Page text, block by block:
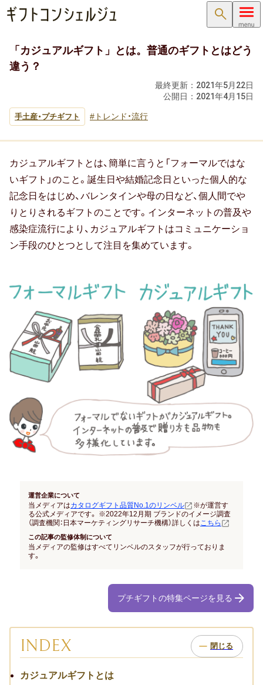
検索
内祝い･お返し
内祝い･お返しTOP
結婚内祝い ( 結婚祝いのお返し )
快気祝い（快気内祝い）
入学内祝い（入学祝いのお返し）
高額ギフトの内祝い
就職内祝い
香典返し
引き出物
結婚式 引出物
お祝い･お見舞い
成人祝い
卒園・卒業祝い
「カジュアルギフト」とは。普通のギフトとはどう
違う？
最終更新： 2021年5月22日
公開日： 2021年4月15日
手土産・プチギフト トレンド・流行
カジュアルギフトとは、簡単に言うと「フォーマルではな
いギフト」のこと。誕生日や結婚記念日といった個人的な
記念日をはじめ、バレンタインや母の日など、個人間でや
りとりされるギフトのことです。インターネットの普及や
感染症流行により、カジュアルギフトはコミュニケーショ
ン手段のひとつとして注目を集めています。
運営企業について
当メディアはカタログギフト品質No.1のリンベル
※が運営す
る公式メディアです。 ※2022年12月期 ブランドのイメージ調査
（調査機関：日本マーケティングリサーチ機構）詳しくは こちら
この記事の監修体制について
当メディアの監修はすべてリンベルのスタッフが行っておりま
す。
プチギフトの特集ページを見る
INDEX
カジュアルギフトとは